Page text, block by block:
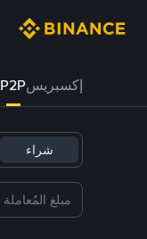
إكسبريسP2P
شراء